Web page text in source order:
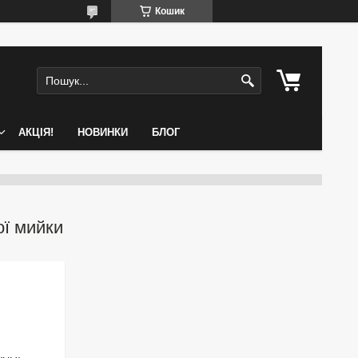
Кошик
АКЦІЯ! НОВИНКИ БЛОГ
мийки